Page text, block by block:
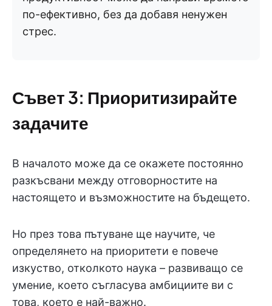
по-ефективно, без да добавя ненужен
стрес.
Съвет 3: Приоритизирайте
задачите
В началото може да се окажете постоянно
разкъсвани между отговорностите на
настоящето и възможностите на бъдещето.
Но през това пътуване ще научите, че
определянето на приоритети е повече
изкуство, отколкото наука – развиващо се
умение, което съгласува амбициите ви с
това, което е най-важно.